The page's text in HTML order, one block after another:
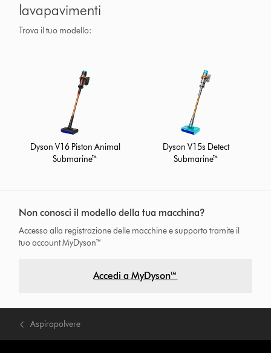
lavapavimenti
Trova il tuo modello:
Dyson V16 Piston Animal
Submarine™
Dyson V15s Detect
Submarine™
Non conosci il modello della tua macchina?
Accesso alla registrazione delle macchine e supporto tramite il
tuo account MyDyson™
Accedi a MyDyson™
Aspirapolvere